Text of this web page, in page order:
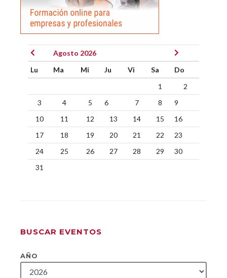
Agosto 2026
Lu
Ma Mi Ju Vi Sa
Do
1
2
3
4 5 6 7 8
9
10
11 12 13 14 15
16
17
18 19 20 21 22
23
24
25 26 27 28 29
30
31
BUSCAR EVENTOS
AÑO